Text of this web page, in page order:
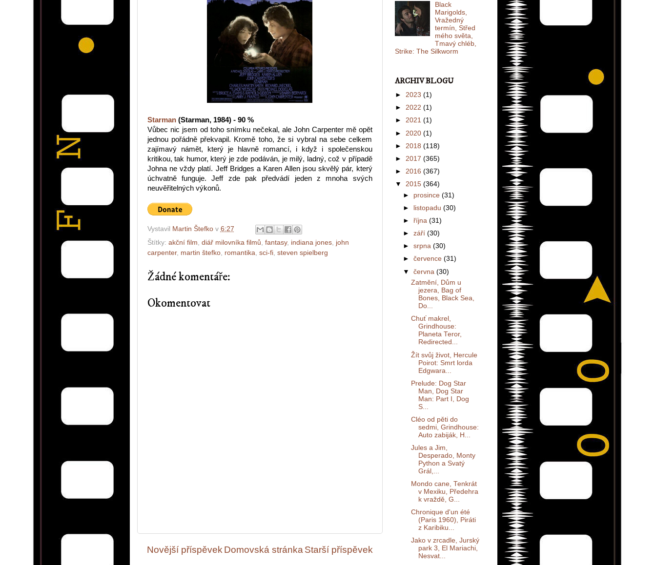
Starman(Starman, 1984) - 90 %
Vůbec nic jsem od toho snímku nečekal, ale John Carpenter mě opět
jednou pořádně překvapil. Kromě toho, že si vybral na sebe celkem
zajímavý námět, který je hlavně romancí, i když i společenskou
kritikou, tak humor, který je zde podáván, je milý, ladný, což v případě
Johna ne vždy platí. Jeff Bridges a Karen Allen jsou skvělý pár, který
úchvatně funguje. Jeff zde pak předvádí jeden z mnoha svých
neuvěřitelných výkonů.
Vystavil Martin Štefko v 6:27
Štítky: akční film diář milovníka filmů fantasy, indiana jones, john
carpenter, martin štefko, romantika sci-fi, steven spielberg
Žádné komentáře:
Okomentovat
Novější příspěvek Starší příspěvek
Domovská stránka
Black
Marigolds,
Vražedný
termín, Střed
mého světa,
Tmavý chléb,
Strike: The Silkworm
ARCHIV BLOGU
► 2023 (1)
► 2022 (1)
► 2021 (1)
► 2020 (1)
► 2018 (118)
► 2017 (365)
► 2016 (367)
▼ 2015 (364)
► prosince (31)
►
listopadu (30)
► října (31)
► září (30)
► srpna (30)
► července (31)
▼ června (30)
Zatmění, Dům u
jezera, Bag of
Bones, Black Sea,
Do...
Chuť makrel,
Grindhouse:
Planeta Teror,
Redirected...
Žít svůj život, Hercule
Poirot: Smrt lorda
Edgwara...
Prelude: Dog Star
Man, Dog Star
Man: Part I, Dog
S...
Cléo od pěti do
sedmi, Grindhouse:
Auto zabiják, H...
Jules a Jim,
Desperado, Monty
Python a Svatý
Grál,...
Mondo cane, Tenkrát
v Mexiku, Předehra
k vraždě, G...
Chronique d'un été
(Paris 1960), Piráti
z Karibiku...
Jako v zrcadle, Jurský
park 3, El Mariachi,
Nesvat...